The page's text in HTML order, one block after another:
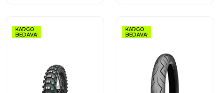
KARGO
BEDAVA!
KARGO
BEDAVA!